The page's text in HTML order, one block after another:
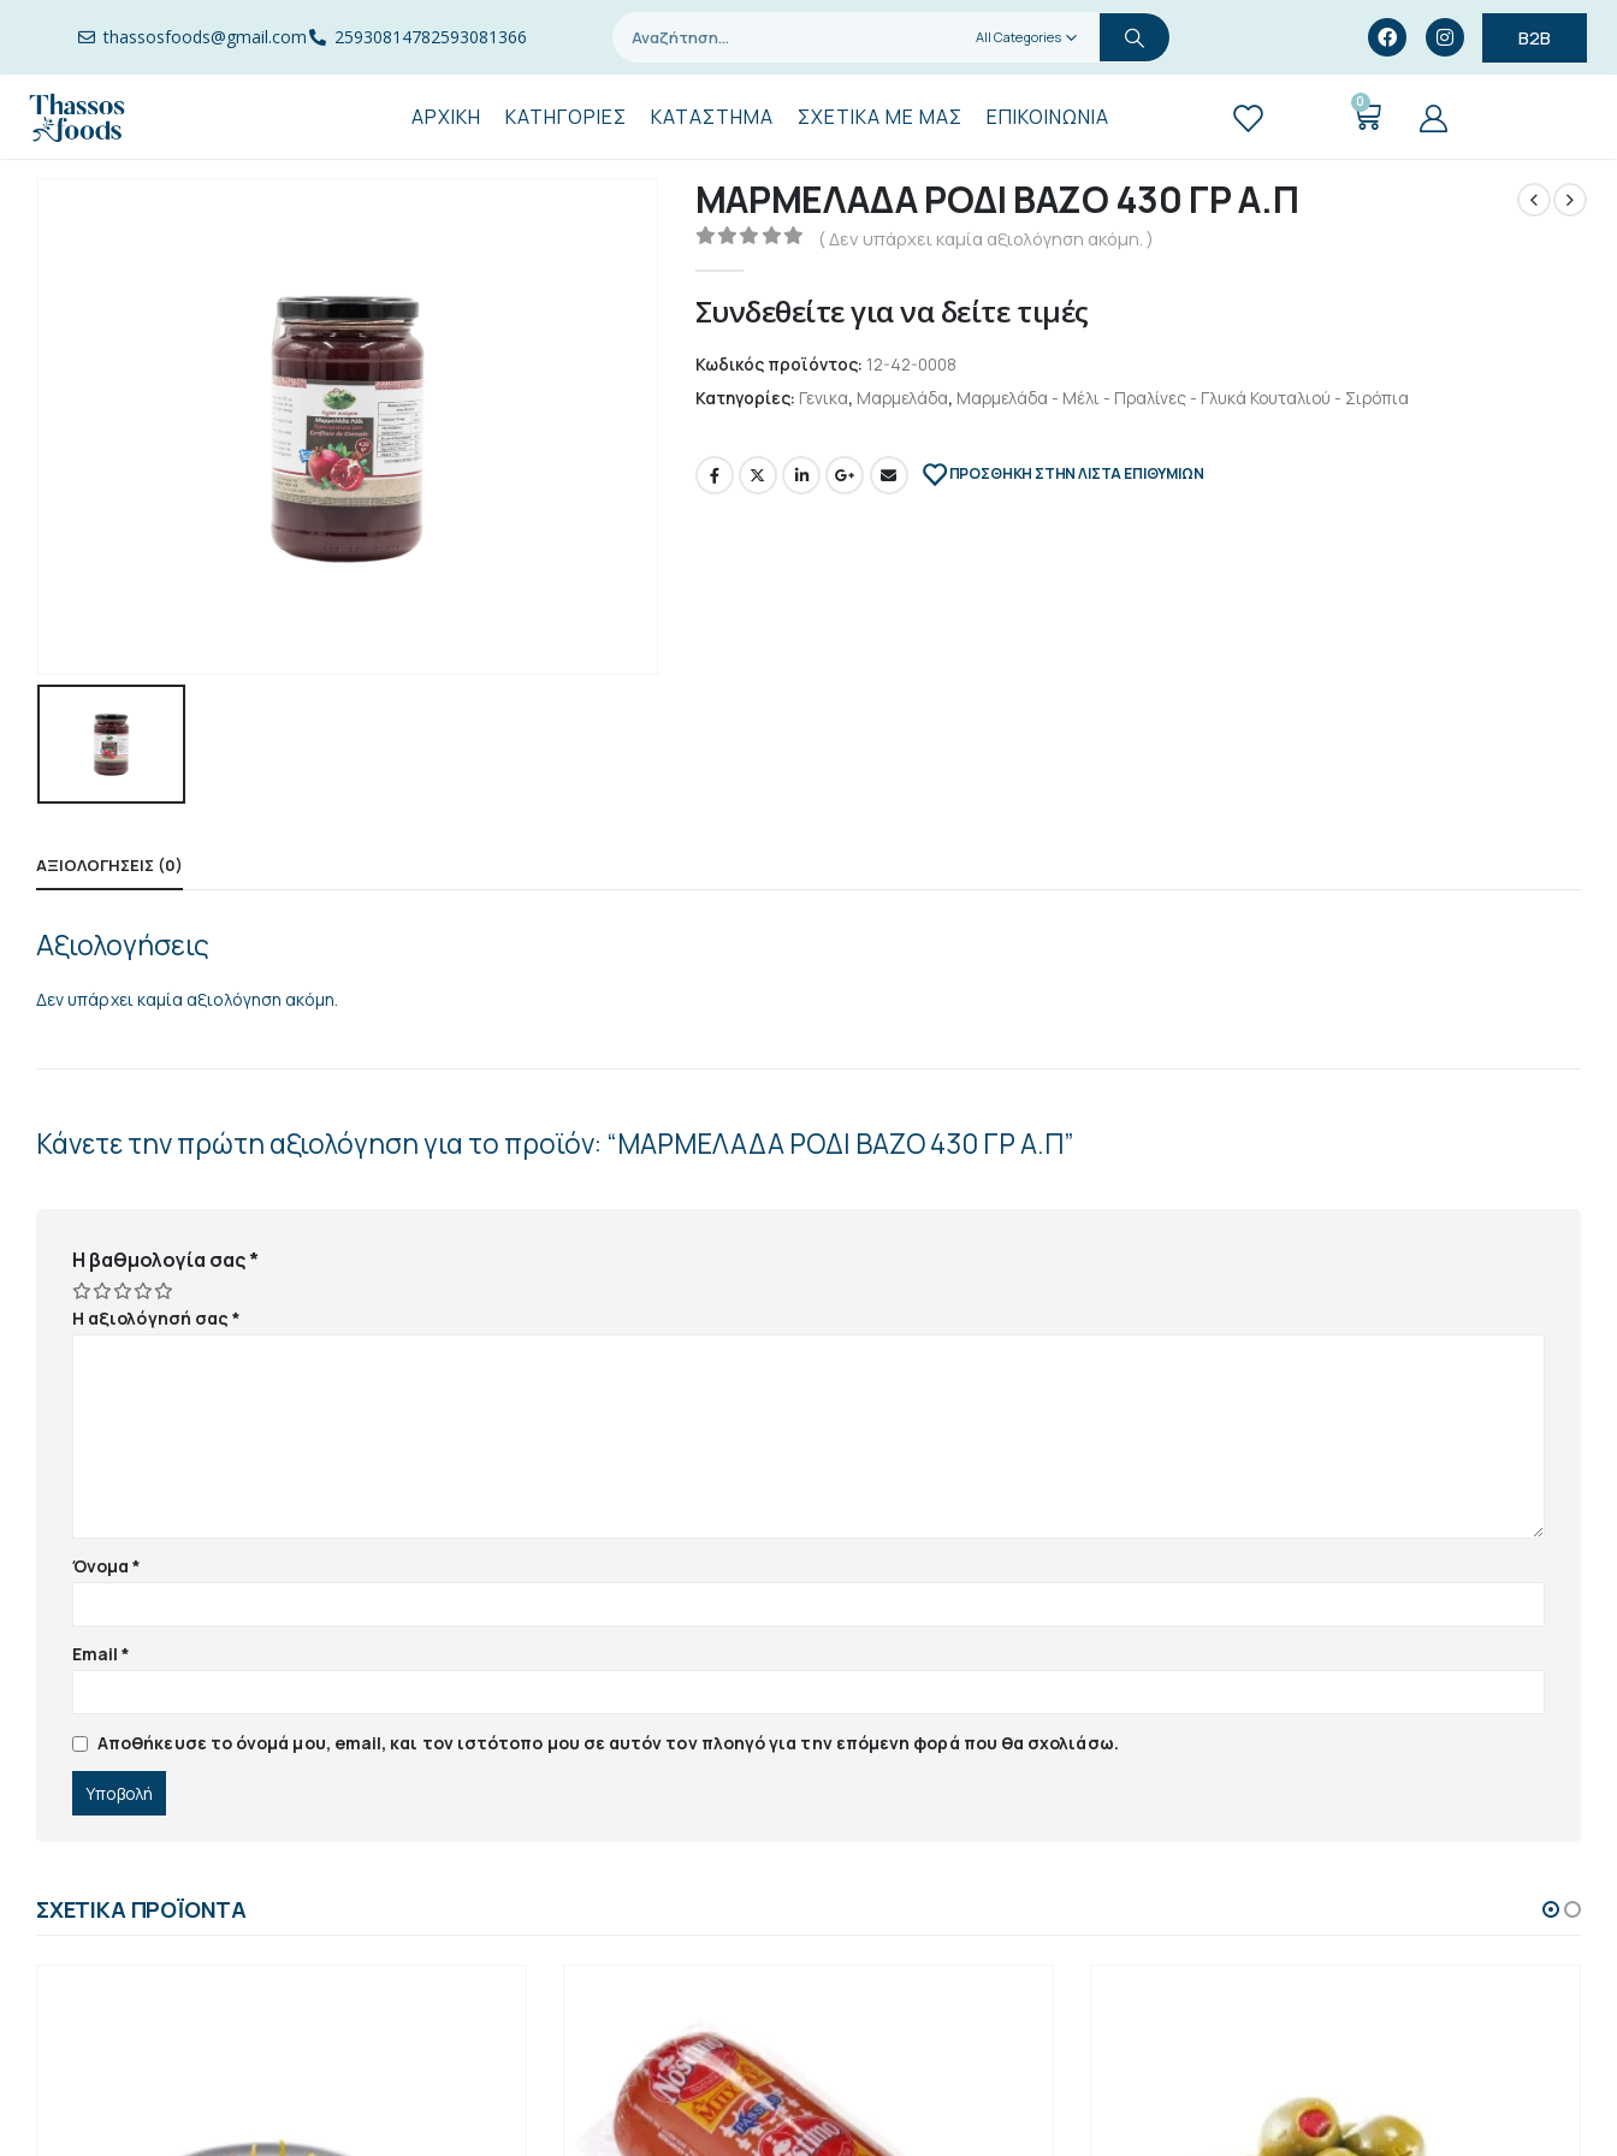
thassosfoods@gmail.com 25930814782593081366 All Categories B2B
ΑΡΧΙΚΉ ΚΑΤΗΓΟΡΊΕΣ ΚΑΤΆΣΤΗΜΑ ΣΧΕΤΙΚΆ ΜΕ ΜΑΣ ΕΠΙΚΟΙΝΩΝΊΑ
0
ΜΑΡΜΕΛΑΔΑ ΡΟΔΙ ΒΑΖΟ 430 ΓΡ Α.Π
( Δεν υπάρχει καμία αξιολόγηση ακόμη. )
Συνδεθείτε για να δείτε τιμές
Κωδικός προϊόντος: 12-42-0008
Κατηγορίες: Γενικα, Μαρμελάδα, Μαρμελάδα - Μέλι - Πραλίνες - Γλυκά Κουταλιού - Σιρόπια
ΠΡΌΣΘΉΚΗ ΣΤΗΝ ΛΊΣΤΑ ΕΠΙΘΥΜΙΏΝ
ΑΞΙΟΛΟΓΉΣΕΙΣ (0)
Αξιολογήσεις
Δεν υπάρχει καμία αξιολόγηση ακόμη.
Κάνετε την πρώτη αξιολόγηση για το προϊόν: “ΜΑΡΜΕΛΑΔΑ ΡΟΔΙ ΒΑΖΟ 430 ΓΡ Α.Π”
Η βαθμολογία σας*
Η αξιολόγησή σας*
Όνομα*
Email*
Αποθήκευσε το όνομά μου, email, και τον ιστότοπο μου σε αυτόν τον πλοηγό για την επόμενη φορά που θα σχολιάσω.
ΣΧΕΤΙΚΆ ΠΡΟΪΌΝΤΑ